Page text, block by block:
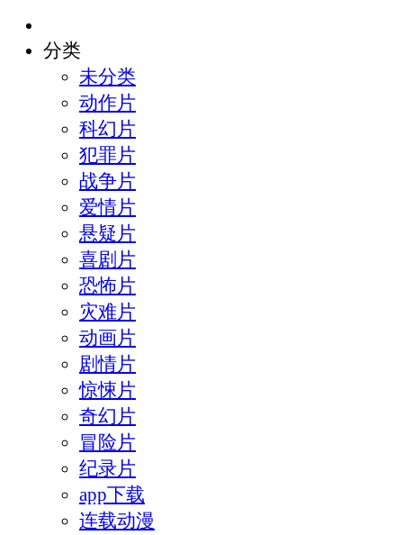
分类
未分类
动作片
科幻片
犯罪片
战争片
爱情片
悬疑片
喜剧片
恐怖片
灾难片
动画片
剧情片
惊悚片
奇幻片
冒险片
纪录片
app下载
连载动漫